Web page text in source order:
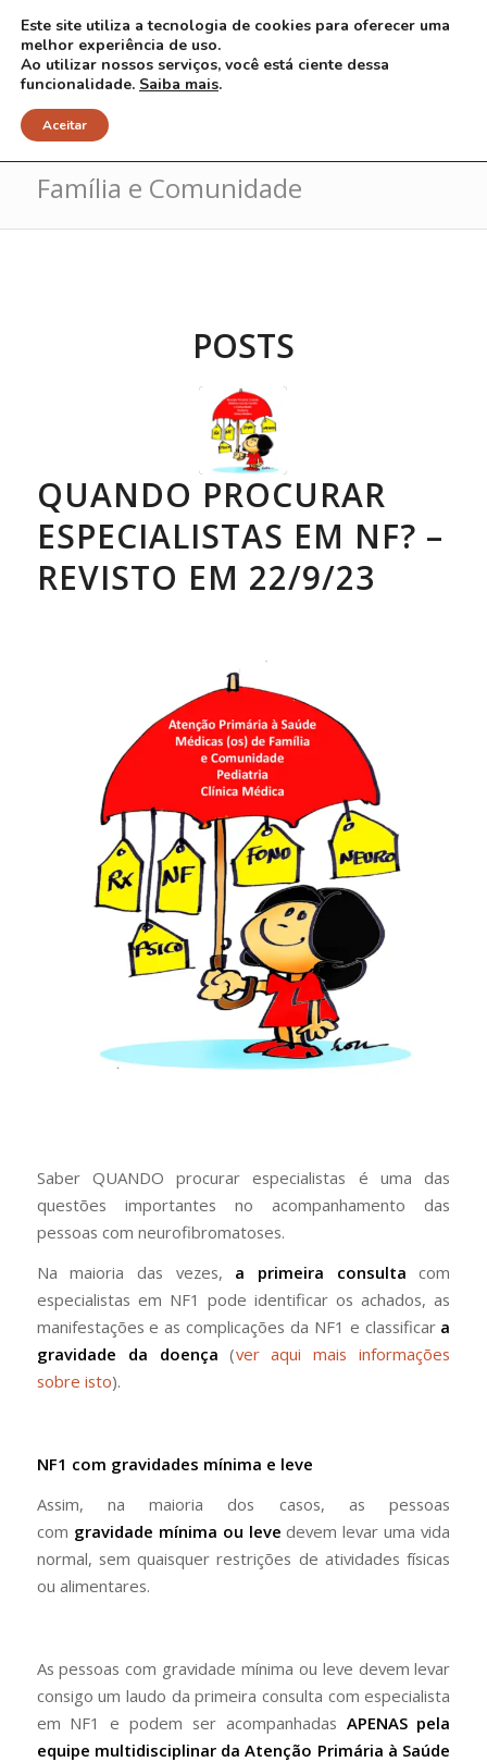
Arquivo para Tag: Medicina de
Família e Comunidade
POSTS
QUANDO PROCURAR
ESPECIALISTAS EM NF? –
REVISTO EM 22/9/23
Saber QUANDO procurar especialistas é uma das
questões importantes no acompanhamento das
pessoas com neurofibromatoses.
Na maioria das vezes, a primeira consulta com
especialistas em NF1 pode identificar os achados, as
manifestações e as complicações da NF1 e classificar a
gravidade da doença (ver aqui mais informações
sobre isto).
NF1 com gravidades mínima e leve
Assim, na maioria dos casos, as pessoas
com gravidade mínima ou leve devem levar uma vida
normal, sem quaisquer restrições de atividades físicas
ou alimentares.
As pessoas com gravidade mínima ou leve devem levar
consigo um laudo da primeira consulta com especialista
em NF1 e podem ser acompanhadas APENAS pela
equipe multidisciplinar da Atenção Primária à Saúde
Este site utiliza a tecnologia de cookies para oferecer uma
melhor experiência de uso.
Ao utilizar nossos serviços, você está ciente dessa
funcionalidade. Saiba mais.
Aceitar